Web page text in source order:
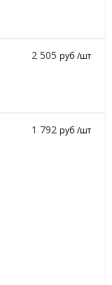
2 505руб /шт
1 792руб /шт